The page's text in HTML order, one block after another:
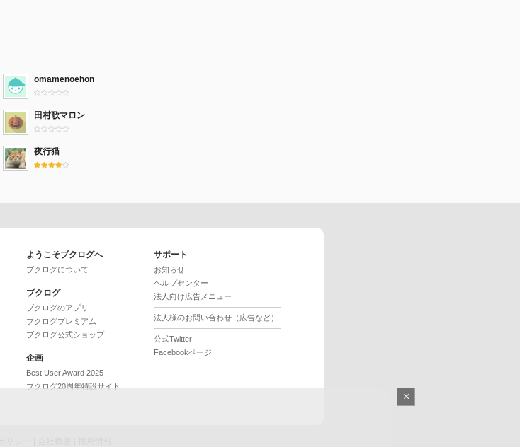
omamenoehon
田村歌マロン
夜行猫
ようこそブクログへ
ブクログについて
ブクログ
ブクログのアプリ
ブクログプレミアム
ブクログ公式ショップ
企画
Best User Award 2025
ブクログ20周年特設サイト
サポート
お知らせ
ヘルプセンター
法人向け広告メニュー
法人様のお問い合わせ（広告など）
公式Twitter
Facebookページ
×